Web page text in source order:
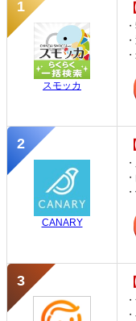
スモッカ
CANARY